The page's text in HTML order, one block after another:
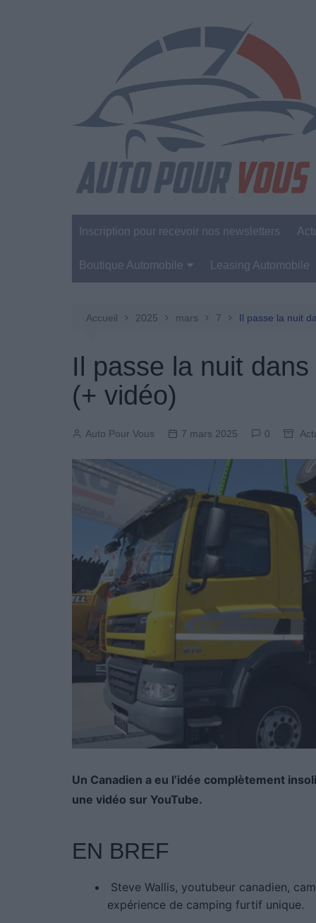
Inscription pour recevoir nos newsletters
Boutique Automobile
Entretien Automobile
Produits Boutique
Leasing Automobile
Accueil 2025 mars 7 Il passe la nuit
Il passe la nuit dans
(+ vidéo)
Auto Pour Vous 7 mars 2025 0
Un Canadien a eu l’idée complètement
une vidéo sur YouTube.
EN BREF
Steve Wallis, youtubeur canadien,
expérience de camping furtif unique.